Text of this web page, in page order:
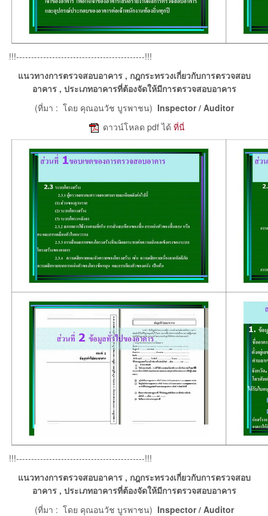
!!!-------------------------------------------!!!
แนวทางการตรวจสอบอาคาร , กฎกระทรวงเกี่ยวกับการตรวจสอบ
อาคาร , ประเภทอาคารที่ต้องจัดให้มีการตรวจสอบอาคาร
(ที่มา : โดย คุณอนวัช บูรพาชน) Inspector / Auditor
ดาวน์โหลด pdf ได้ ที่นี่
!!!-------------------------------------------!!!
แนวทางการตรวจสอบอาคาร , กฎกระทรวงเกี่ยวกับการตรวจสอบ
อาคาร , ประเภทอาคารที่ต้องจัดให้มีการตรวจสอบอาคาร
(ที่มา : โดย คุณอนวัช บูรพาชน) Inspector / Auditor